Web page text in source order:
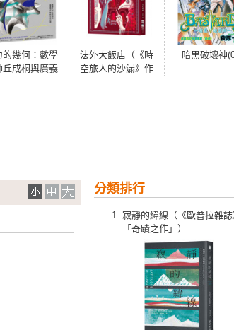
的幾何：數學
丘成桐與廣義
法外大飯店（《時
空旅人的沙漏》作
暗黑破壞神
分類排行
寂靜的緯線（《歐普拉雜
「奇蹟之作」）